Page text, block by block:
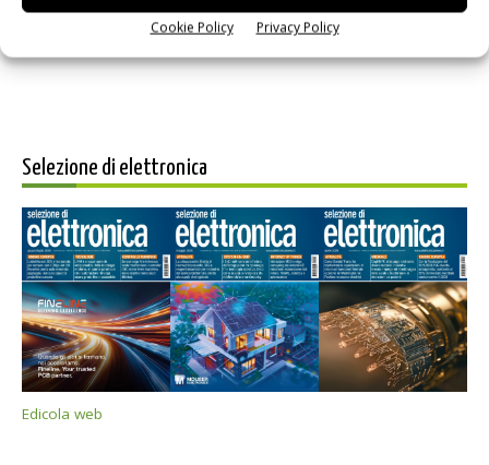
Cookie Policy Privacy Policy
Selezione di elettronica
Edicola web